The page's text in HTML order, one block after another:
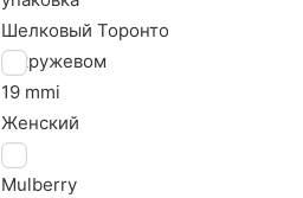
Шелковый Торонто
С кружевом
19 mmi
Женский
L
Mulberry